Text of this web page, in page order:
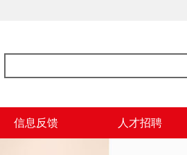
信息反馈 人才招聘